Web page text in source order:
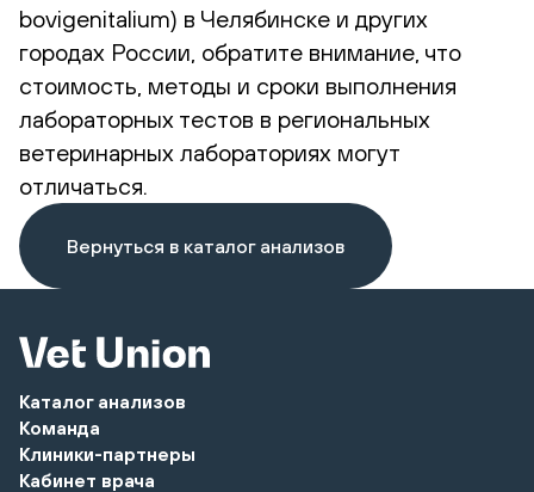
bovigenitalium) в Челябинске и других
городах России, обратите внимание, что
стоимость, методы и сроки выполнения
лабораторных тестов в региональных
ветеринарных лабораториях могут
отличаться.
Вернуться в каталог анализов
Каталог анализов
Команда
Клиники-партнеры
Кабинет врача